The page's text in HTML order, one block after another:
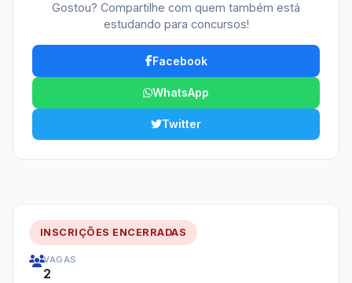
Gostou? Compartilhe com quem também está
estudando para concursos!
Facebook
WhatsApp
Twitter
INSCRIÇÕES ENCERRADAS
VAGAS
2